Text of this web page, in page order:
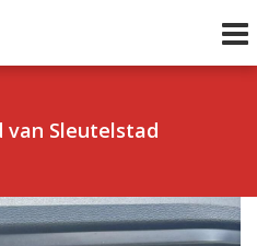
van Sleutelstad